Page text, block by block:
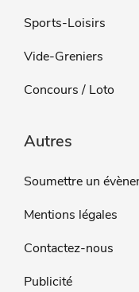
Sports-Loisirs
Vide-Greniers
Concours / Loto
Autres
Soumettre un
Mentions légales
Contactez-nous
Publicité